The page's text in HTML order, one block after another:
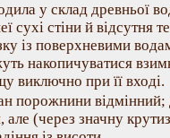
у склад древньої
сухі стіни й відсутня
із поверхневими
накопичуватися
виключно при її вході.
порожнини відмінний;
але (через значну